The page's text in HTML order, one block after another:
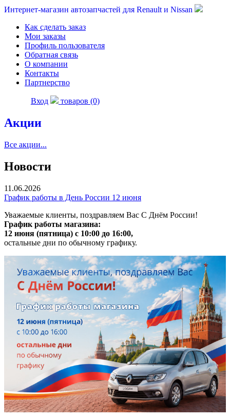
Интернет-магазин автозапчастей для Renault и Nissan
Как сделать заказ
Мои заказы
Профиль пользователя
Обратная связь
О компании
Контакты
Партнерство
Вход товаров (0)
Акции
Все акции...
Новости
11.06.2026
График работы в День России 12 июня
Уважаемые клиенты, поздравляем Вас С Днём России!
График работы магазина:
12 июня (пятница) с 10:00 до 16:00,
остальные дни по обычному графику.